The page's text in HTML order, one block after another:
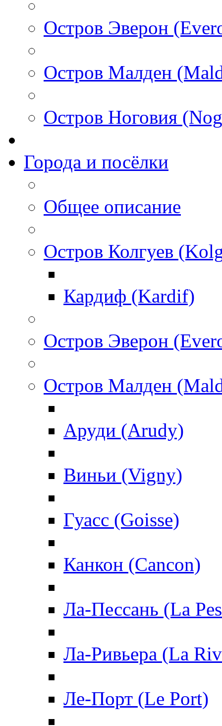
Остров Эверон
Остров Малден
Остров Ноговия
Города и посёлки
Общее описание
Остров Колгуев
Кардиф (Kardif)
Остров Эверон
Остров Малден
Аруди (Arudy)
Виньи (Vigny)
Гуасс (Goisse)
Канкон (Cancon)
Ла-Пессань (La
Ла-Ривьера (La
Ле-Порт (Le Port)